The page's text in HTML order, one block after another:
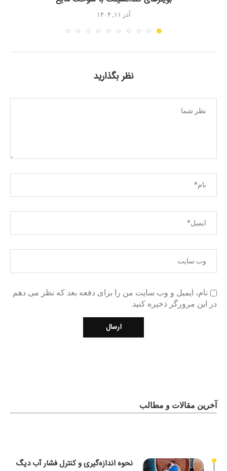
آذر ۱۱, ۱۴۰۴
نظر بگذارید
نام، ایمیل و وب سایت من را برای دفعه بعد که نظر می دهم
در این مرورگر ذخیره کنید.
آخرین مقالات و مطالب
نحوه اندازه‌گیری و کنترل فشار آب دیگ